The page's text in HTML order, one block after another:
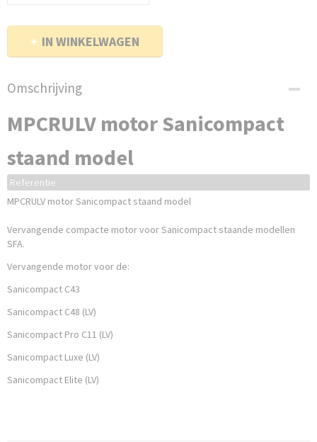
IN WINKELWAGEN
Omschrijving
MPCRULV motor Sanicompact
staand model
Referentie
MPCRULV motor Sanicompact staand model
Vervangende compacte motor voor Sanicompact staande modellen
SFA.
Vervangende motor voor de:
Sanicompact C43
Sanicompact C48 (LV)
Sanicompact Pro C11 (LV)
Sanicompact Luxe (LV)
Sanicompact Elite (LV)